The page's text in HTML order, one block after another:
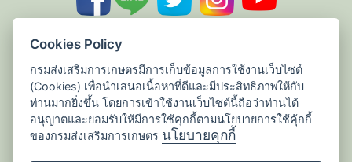
Cookies Policy
กรมส่งเสริมการเกษตรมีการเก็บข้อมูลการใช้งานเว็บไซต์
(Cookies) เพื่อนำเสนอเนื้อหาที่ดีและมีประสิทธิภาพให้กับ
ท่านมากยิ่งขึ้น โดยการเข้าใช้งานเว็บไซต์นี้ถือว่าท่านได้
อนุญาตและยอมรับให้มีการใช้คุกกี้ตามนโยบายการใช้คุ้กกี้
ของกรมส่งเสริมการเกษตร นโยบายคุกกี้